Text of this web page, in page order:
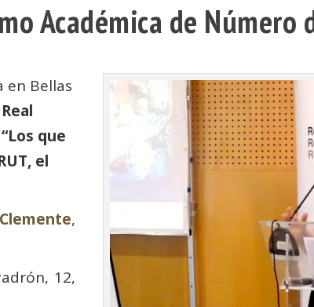
Académica de Número
en Bellas
Real
“Los que
el
,
12,